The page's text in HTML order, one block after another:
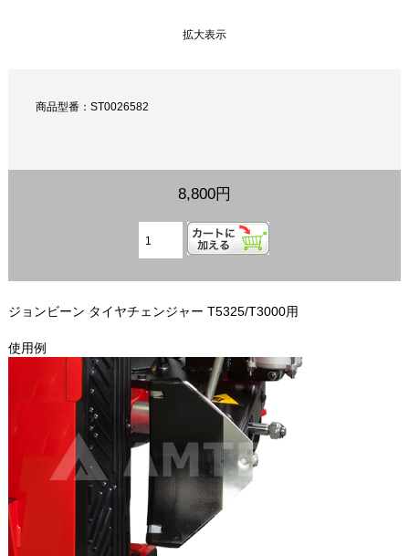
拡大表示
商品型番：ST0026582
8,800円
ジョンビーン タイヤチェンジャー T5325/T3000用
使用例